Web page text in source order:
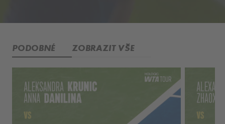
PODOBNÉ ZOBRAZIT VŠE